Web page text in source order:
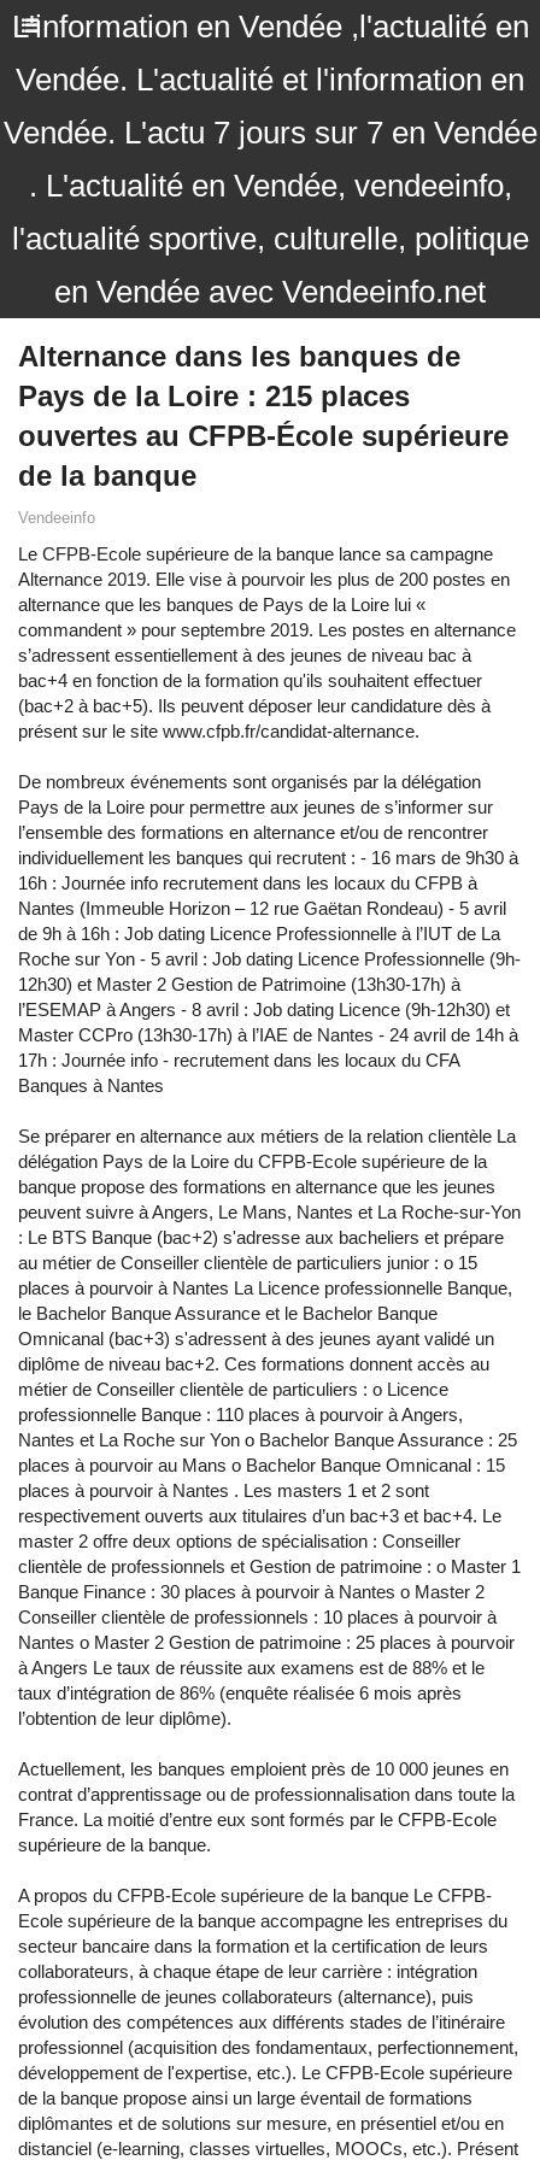
L'information en Vendée ,l'actualité en
Vendée. L'actualité et l'information en
Vendée. L'actu 7 jours sur 7 en Vendée
. L'actualité en Vendée, vendeeinfo,
l'actualité sportive, culturelle, politique
en Vendée avec Vendeeinfo.net
Alternance dans les banques de
Pays de la Loire : 215 places
ouvertes au CFPB-École supérieure
de la banque
Vendeeinfo
Le CFPB-Ecole supérieure de la banque lance sa campagne
Alternance 2019. Elle vise à pourvoir les plus de 200 postes en
alternance que les banques de Pays de la Loire lui «
commandent » pour septembre 2019. Les postes en alternance
s’adressent essentiellement à des jeunes de niveau bac à
bac+4 en fonction de la formation qu'ils souhaitent effectuer
(bac+2 à bac+5). Ils peuvent déposer leur candidature dès à
présent sur le site www.cfpb.fr/candidat-alternance.
De nombreux événements sont organisés par la délégation
Pays de la Loire pour permettre aux jeunes de s’informer sur
l’ensemble des formations en alternance et/ou de rencontrer
individuellement les banques qui recrutent : - 16 mars de 9h30 à
16h : Journée info recrutement dans les locaux du CFPB à
Nantes (Immeuble Horizon – 12 rue Gaëtan Rondeau) - 5 avril
de 9h à 16h : Job dating Licence Professionnelle à l’IUT de La
Roche sur Yon - 5 avril : Job dating Licence Professionnelle (9h-
12h30) et Master 2 Gestion de Patrimoine (13h30-17h) à
l’ESEMAP à Angers - 8 avril : Job dating Licence (9h-12h30) et
Master CCPro (13h30-17h) à l’IAE de Nantes - 24 avril de 14h à
17h : Journée info - recrutement dans les locaux du CFA
Banques à Nantes
Se préparer en alternance aux métiers de la relation clientèle La
délégation Pays de la Loire du CFPB-Ecole supérieure de la
banque propose des formations en alternance que les jeunes
peuvent suivre à Angers, Le Mans, Nantes et La Roche-sur-Yon
: Le BTS Banque (bac+2) s'adresse aux bacheliers et prépare
au métier de Conseiller clientèle de particuliers junior : o 15
places à pourvoir à Nantes La Licence professionnelle Banque,
le Bachelor Banque Assurance et le Bachelor Banque
Omnicanal (bac+3) s'adressent à des jeunes ayant validé un
diplôme de niveau bac+2. Ces formations donnent accès au
métier de Conseiller clientèle de particuliers : o Licence
professionnelle Banque : 110 places à pourvoir à Angers,
Nantes et La Roche sur Yon o Bachelor Banque Assurance : 25
places à pourvoir au Mans o Bachelor Banque Omnicanal : 15
places à pourvoir à Nantes . Les masters 1 et 2 sont
respectivement ouverts aux titulaires d’un bac+3 et bac+4. Le
master 2 offre deux options de spécialisation : Conseiller
clientèle de professionnels et Gestion de patrimoine : o Master 1
Banque Finance : 30 places à pourvoir à Nantes o Master 2
Conseiller clientèle de professionnels : 10 places à pourvoir à
Nantes o Master 2 Gestion de patrimoine : 25 places à pourvoir
à Angers Le taux de réussite aux examens est de 88% et le
taux d’intégration de 86% (enquête réalisée 6 mois après
l’obtention de leur diplôme).
Actuellement, les banques emploient près de 10 000 jeunes en
contrat d’apprentissage ou de professionnalisation dans toute la
France. La moitié d’entre eux sont formés par le CFPB-Ecole
supérieure de la banque.
A propos du CFPB-Ecole supérieure de la banque Le CFPB-
Ecole supérieure de la banque accompagne les entreprises du
secteur bancaire dans la formation et la certification de leurs
collaborateurs, à chaque étape de leur carrière : intégration
professionnelle de jeunes collaborateurs (alternance), puis
évolution des compétences aux différents stades de l’itinéraire
professionnel (acquisition des fondamentaux, perfectionnement,
développement de l'expertise, etc.). Le CFPB-Ecole supérieure
de la banque propose ainsi un large éventail de formations
diplômantes et de solutions sur mesure, en présentiel et/ou en
distanciel (e-learning, classes virtuelles, MOOCs, etc.). Présent